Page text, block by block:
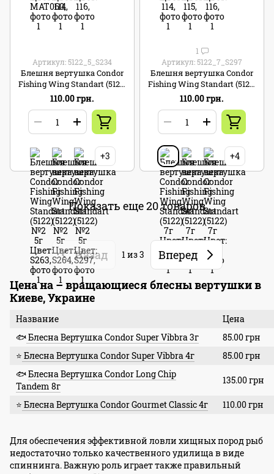
Артикул: 5122_5_S234
Блешня вертушка Condor
Fishing Wing Standart (5122)
№2 5г Цвет: S234
110.00 грн.
+3
1
Артикул: 5122_7_S297
Блешня вертушка Condor
Fishing Wing Standart (5122)
7г Цвет: S297
110.00 грн.
+4
Показать еще 20 товаров
Назад 1из 3 Вперед
Цена на – вращающиеся блесны вертушки в
Киеве, Украине
Название
Цена
🐟Блесна Вертушка Condor Super Vibbra 3г
85.00 грн
⭐ Блесна Вертушка Condor Super Vibbra 4г
85.00 грн
🐟Блесна Вертушка Condor Long Chip
Tandem 8г
135.00 грн
⭐ Блесна Вертушка Condor Gourmet Classic 4г 110.00 грн
Для обеспечения эффективной ловли хищных пород рыб
недостаточно только качественного удилища в виде
спиннинга. Важную роль играет также правильный